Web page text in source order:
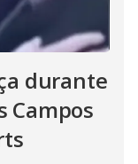
durante
Campos